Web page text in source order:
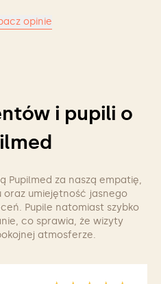
opinie
i pupili o
Pupilmed za naszą empatię,
oraz umiejętność jasnego
Pupile natomiast szybko
co sprawia, że wizyty
atmosferze.